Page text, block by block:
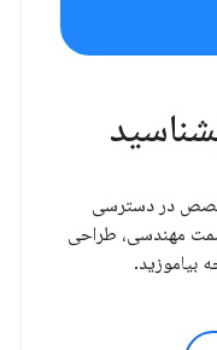
در دسترسی
مهندسی، طراحی
بیاموزید.